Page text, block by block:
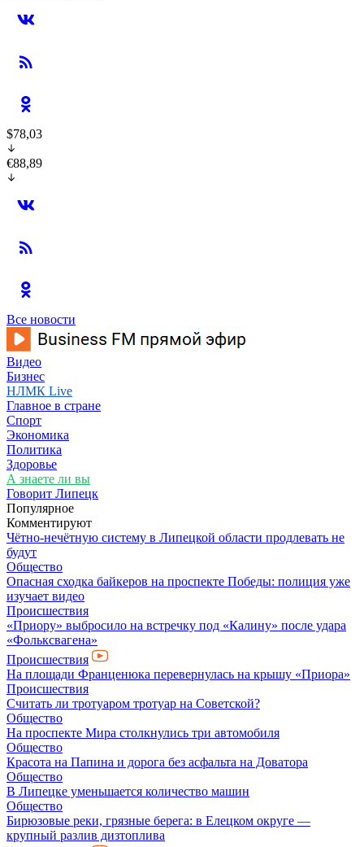
$78,03
€88,89
Все новости
Видео
Бизнес
НЛМК Live
Главное в стране
Спорт
Экономика
Политика
Здоровье
А знаете ли вы
Говорит Липецк
Популярное
Комментируют
Чётно-нечётную систему в Липецкой области продлевать не
будут
Общество
Опасная сходка байкеров на проспекте Победы: полиция уже
изучает видео
Происшествия
«Приору» выбросило на встречку под «Калину» после удара
«Фольксвагена»
Происшествия
На площади Франценюка перевернулась на крышу «Приора»
Происшествия
Считать ли тротуаром тротуар на Советской?
Общество
На проспекте Мира столкнулись три автомобиля
Общество
Красота на Папина и дорога без асфальта на Доватора
Общество
В Липецке уменьшается количество машин
Общество
Бирюзовые реки, грязные берега: в Елецком округе —
крупный разлив дизтоплива